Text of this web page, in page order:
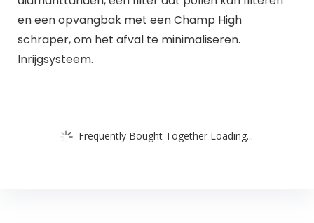
en een opvangbak met een Champ High
schraper, om het afval te minimaliseren.
Inrijgsysteem.
Frequently Bought Together Loading...